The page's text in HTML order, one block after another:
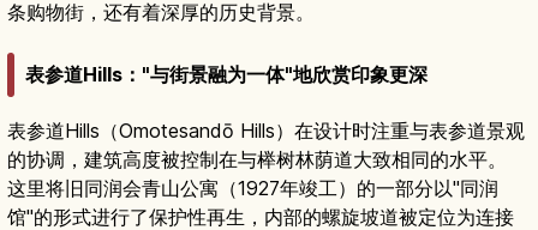
条购物街，还有着深厚的历史背景。
表参道Hills："与街景融为一体"地欣赏印象更深
表参道Hills（Omotesandō Hills）在设计时注重与表参道景观
的协调，建筑高度被控制在与榉树林荫道大致相同的水平。
这里将旧同润会青山公寓（1927年竣工）的一部分以"同润
馆"的形式进行了保护性再生，内部的螺旋坡道被定位为连接